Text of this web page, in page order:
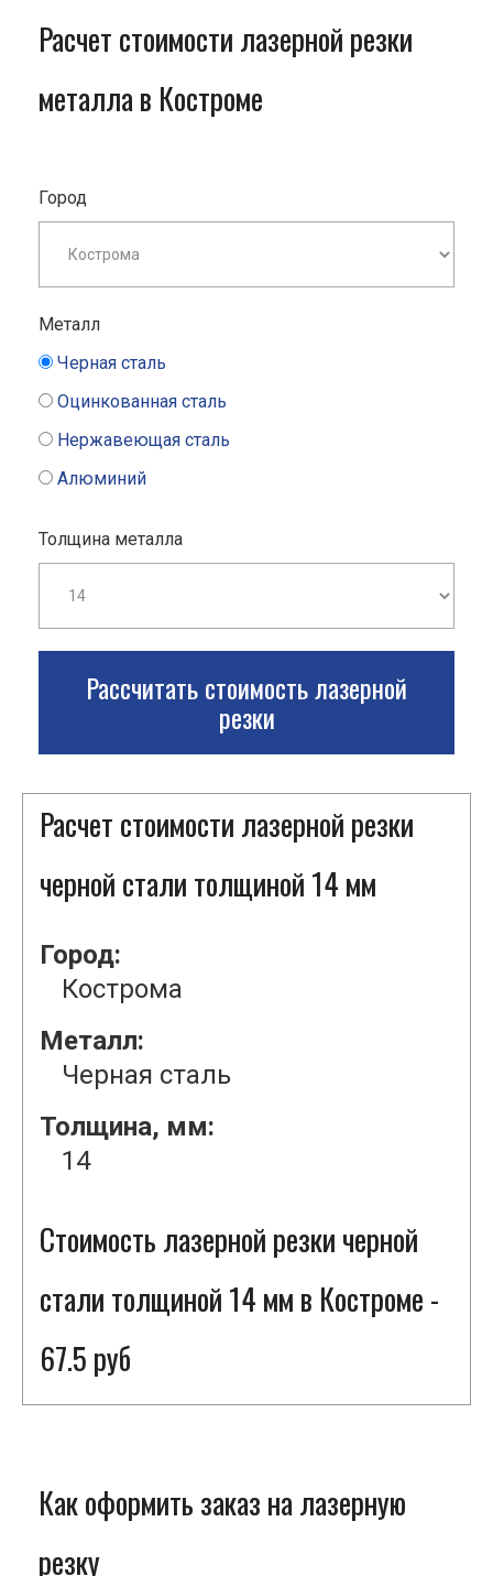
Расчет стоимости лазерной резки
металла в Костроме
Город
Металл
Черная сталь
Оцинкованная сталь
Нержавеющая сталь
Алюминий
Толщина металла
Рассчитать стоимость лазерной
резки
Расчет стоимости лазерной резки
черной стали толщиной 14 мм
Город:
Кострома
Металл:
Черная сталь
Толщина, мм:
14
Стоимость лазерной резки черной
стали толщиной 14 мм в Костроме -
67.5 руб
Как оформить заказ на лазерную
резку